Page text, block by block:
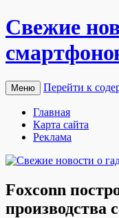
Свежие
Меню Перейти к
Главная
Карта сайта
Реклама
Foxconn
производства